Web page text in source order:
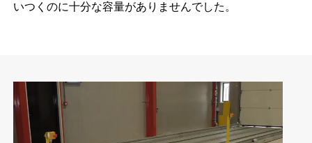
いつくのに十分な容量がありませんでした。